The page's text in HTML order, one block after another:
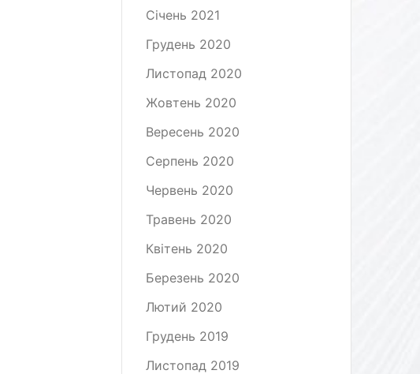
Січень 2021
Грудень 2020
Листопад 2020
Жовтень 2020
Вересень 2020
Серпень 2020
Червень 2020
Травень 2020
Квітень 2020
Березень 2020
Лютий 2020
Грудень 2019
Листопад 2019